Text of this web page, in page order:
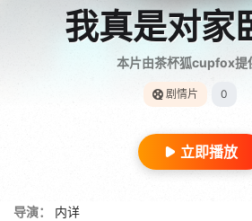
我真是对家
本片由茶杯狐cupfox提
剧情片 0
立即播放
导演：
内详